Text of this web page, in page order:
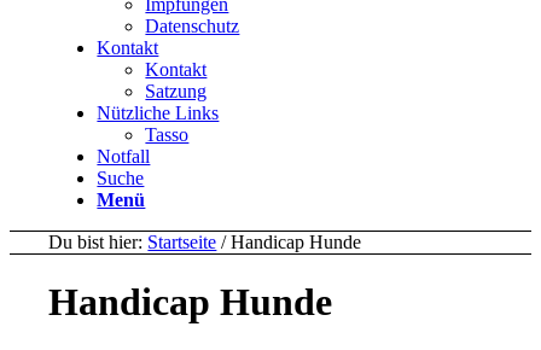
Impfungen
Datenschutz
Kontakt
Kontakt
Satzung
Nützliche Links
Tasso
Notfall
Suche
Menü
Du bist hier: Startseite / Handicap Hunde
Handicap Hunde